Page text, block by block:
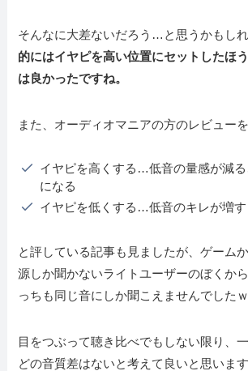
そんなに大差ないだろう…と思うかもし
的にはイヤピを高い位置にセットしたほ
は良かったですね。
また、オーディオマニアの方のレビューを
イヤピを高くする…低音の量感が減
になる
イヤピを低くする…低音のキレが増す
と評している記事も見ましたが、ゲーム
源しか聞かないライトユーザーのぼくか
っちも同じ音にしか聞こえませんでしたｗ
目をつぶって聴き比べでもしない限り、
どの音質差はないと考えて良いと思います